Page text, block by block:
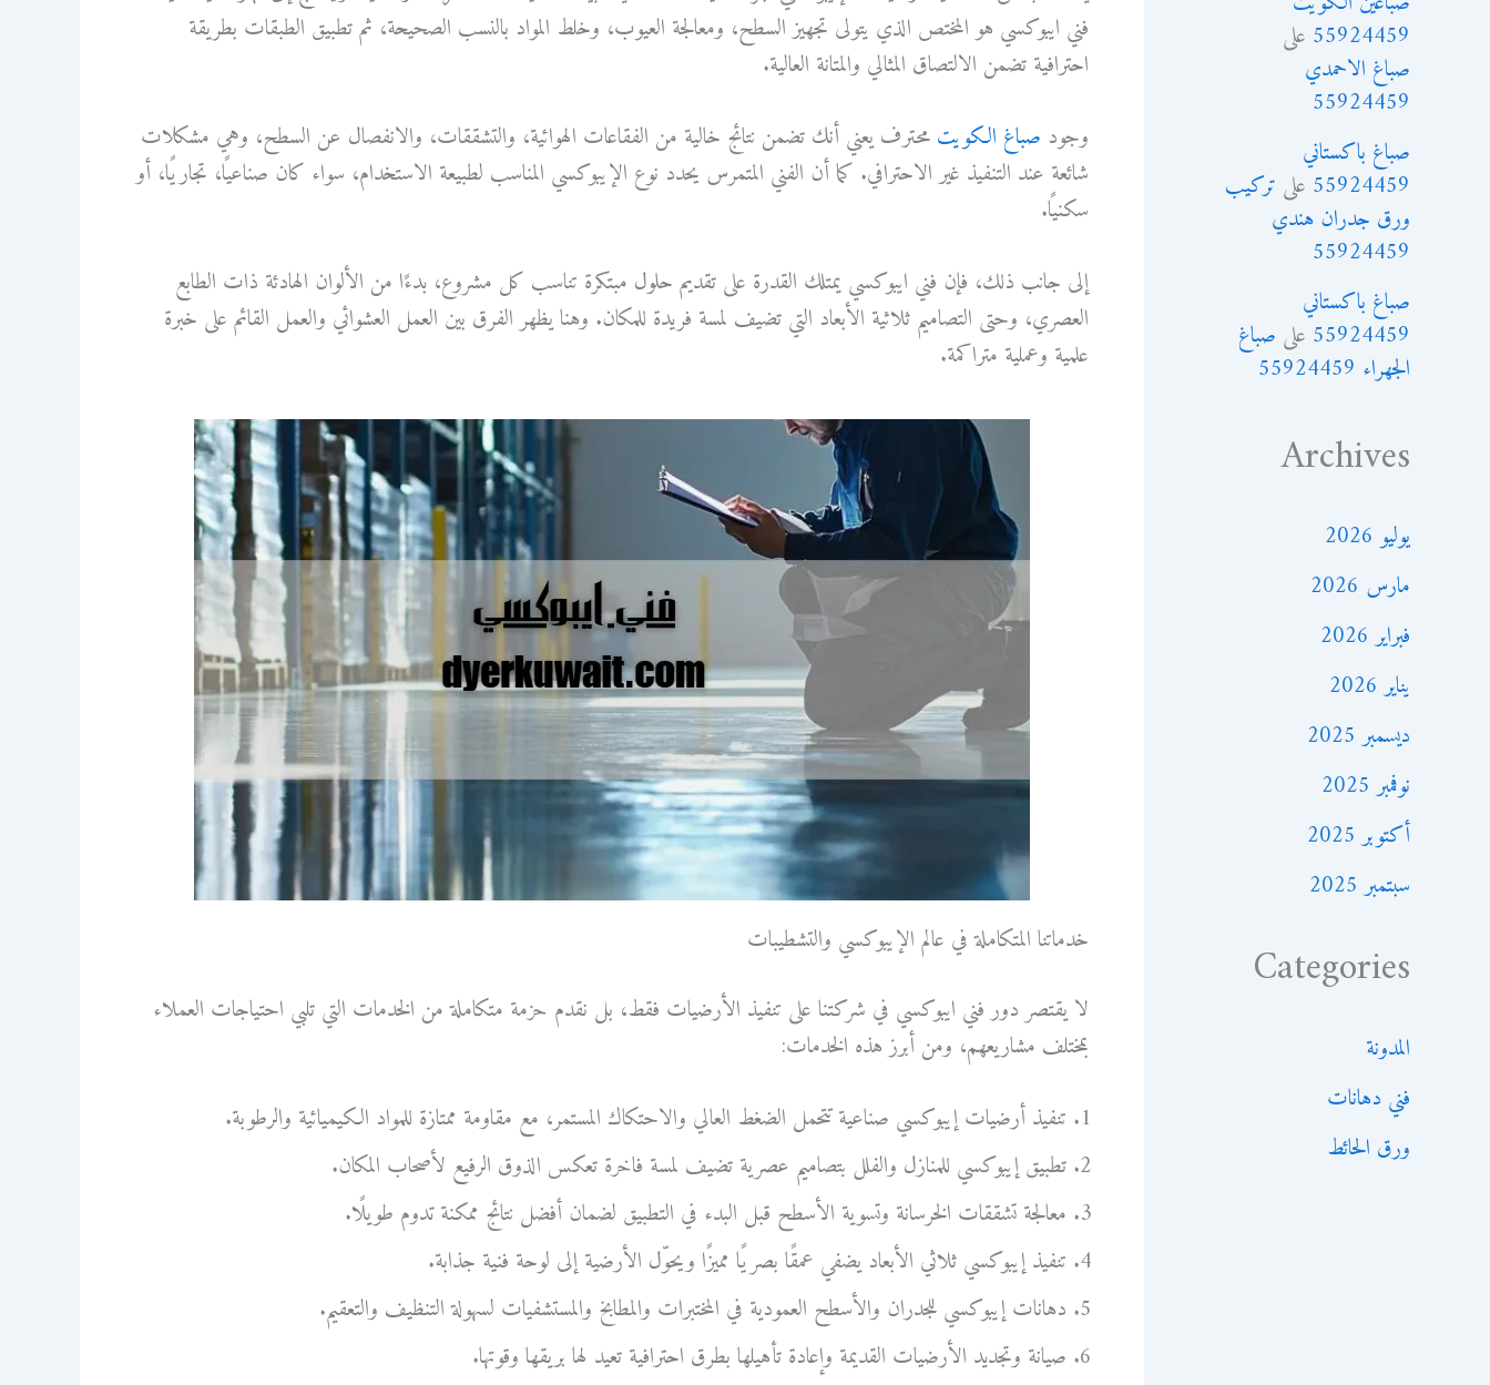
55924459 على
صباغ الاحمدي
55924459
صباغ باكستاني
55924459 على تركيب
ورق جدران هندي
55924459
صباغ باكستاني
55924459 على صباغ
الجهراء 55924459
Archives
يوليو 2026
مارس 2026
فبراير 2026
يناير 2026
ديسمبر 2025
نوفمبر 2025
أكتوبر 2025
سبتمبر 2025
Categories
المدونة
فني دهانات
ورق الحائط
فني ايبوكسي هو المختص الذي يتولى تجهيز السطح، ومعالجة العيوب، وخلط المواد بالنسب الصحيحة، ثم تطبيق الطبقات بطريقة
احترافية تضمن الالتصاق المثالي والمتانة العالية.
وجود صباغ الكويت محترف يعني أنك تضمن نتائج خالية من الفقاعات الهوائية، والتشققات، والانفصال عن السطح، وهي مشكلات
شائعة عند التنفيذ غير الاحترافي. كما أن الفني المتمرس يحدد نوع الإيبوكسي المناسب لطبيعة الاستخدام، سواء كان صناعيًا، تجاريًا، أو
سكنيًا.
إلى جانب ذلك، فإن فني ايبوكسي يمتلك القدرة على تقديم حلول مبتكرة تناسب كل مشروع، بدءًا من الألوان الهادئة ذات الطابع
العصري، وحتى التصاميم ثلاثية الأبعاد التي تضيف لمسة فريدة للمكان. وهنا يظهر الفرق بين العمل العشوائي والعمل القائم على خبرة
علمية وعملية متراكمة.
خدماتنا المتكاملة في عالم الإيبوكسي والتشطيبات
لا يقتصر دور فني ايبوكسي في شركتنا على تنفيذ الأرضيات فقط، بل نقدم حزمة متكاملة من الخدمات التي تلبي احتياجات العملاء
بمختلف مشاريعهم، ومن أبرز هذه الخدمات:
تنفيذ أرضيات إيبوكسي صناعية تتحمل الضغط العالي والاحتكاك المستمر، مع مقاومة ممتازة للمواد الكيميائية والرطوبة.
تطبيق إيبوكسي للمنازل والفلل بتصاميم عصرية تضيف لمسة فاخرة تعكس الذوق الرفيع لأصحاب المكان.
معالجة تشققات الخرسانة وتسوية الأسطح قبل البدء في التطبيق لضمان أفضل نتائج ممكنة تدوم طويلًا.
تنفيذ إيبوكسي ثلاثي الأبعاد يضفي عمقًا بصريًا مميزًا ويحوّل الأرضية إلى لوحة فنية جذابة.
دهانات إيبوكسي للجدران والأسطح العمودية في المختبرات والمطابخ والمستشفيات لسهولة التنظيف والتعقيم.
صيانة وتجديد الأرضيات القديمة وإعادة تأهيلها بطرق احترافية تعيد لها بريقها وقوتها.